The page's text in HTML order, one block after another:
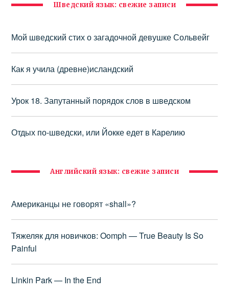
Шведский язык: свежие записи
Мой шведский стих о загадочной девушке Сольвейг
Как я учила (древне)исландский
Урок 18. Запутанный порядок слов в шведском
Отдых по-шведски, или Йокке едет в Карелию
Английский язык: свежие записи
Американцы не говорят «shall»?
Тяжеляк для новичков: Oomph — True Beauty Is So
Painful
Linkin Park — In the End